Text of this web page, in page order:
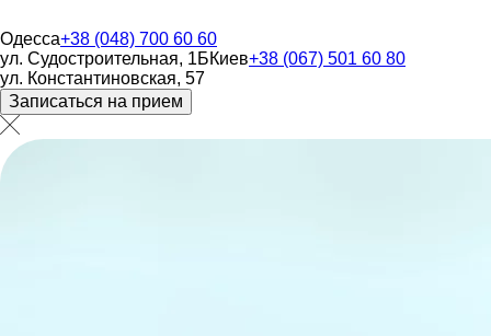
Одесса+38 (048) 700 60 60
ул. Судостроительная, 1БКиев+38 (067) 501 60 80
ул. Константиновская, 57
Записаться на прием